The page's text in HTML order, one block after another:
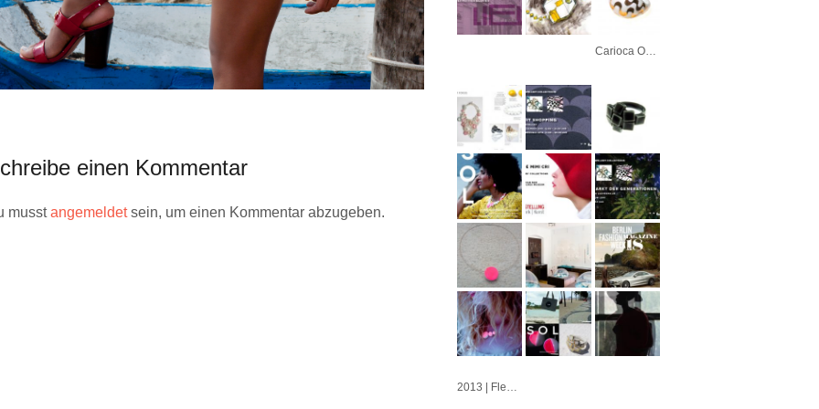
einen Kommentar
musstangemeldetsein, um einen Kommentar abzugeben.
Carioca Ouro
2013 | Fleur | Azulejo | Cubo | Alvorada